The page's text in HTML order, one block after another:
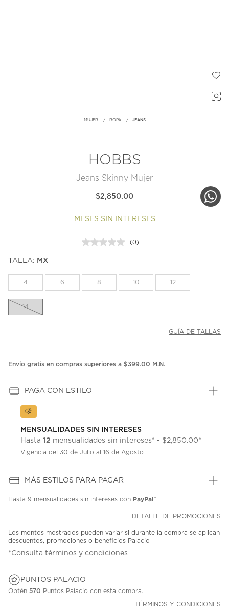
MUJER ROPA JEANS
HOBBS
Jeans Skinny Mujer
$2,850.00
MESES SIN INTERESES
Sin
la
misma
(0)
TALLA: MX
4 6 8 10 12
14
GUÍA DE TALLAS
Envío gratis en compras superiores a $399.00 M.N.
PAGA CON ESTILO
MENSUALIDADES SIN INTERESES
Hasta 12 mensualidades sin intereses* - $2,850.00*
Vigencia del 30 de Julio al 16 de Agosto
MÁS ESTILOS PARA PAGAR
Hasta 9 mensualidades sin intereses con PayPal*
DETALLE DE PROMOCIONES
Los montos mostrados pueden variar si durante la compra se aplican
descuentos, promociones o beneficios Palacio
*Consulta términos y condiciones
PUNTOS PALACIO
Obtén 570 Puntos Palacio con esta compra.
TÉRMINOS Y CONDICIONES